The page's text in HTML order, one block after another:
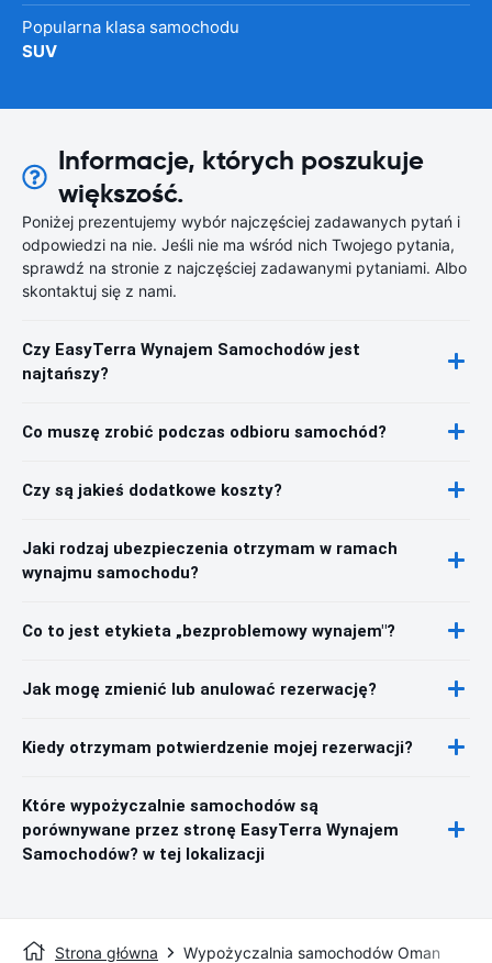
Popularna klasa samochodu
SUV
Informacje, których poszukuje
większość.
Poniżej prezentujemy wybór najczęściej zadawanych pytań i
odpowiedzi na nie. Jeśli nie ma wśród nich Twojego pytania,
sprawdź na stronie z najczęściej zadawanymi pytaniami. Albo
skontaktuj się z nami.
Czy EasyTerra Wynajem Samochodów jest
najtańszy?
Co muszę zrobić podczas odbioru samochód?
Czy są jakieś dodatkowe koszty?
Jaki rodzaj ubezpieczenia otrzymam w ramach
wynajmu samochodu?
Co to jest etykieta „bezproblemowy wynajem"?
Jak mogę zmienić lub anulować rezerwację?
Kiedy otrzymam potwierdzenie mojej rezerwacji?
Które wypożyczalnie samochodów są
porównywane przez stronę EasyTerra Wynajem
Samochodów? w tej lokalizacji
Strona główna Wypożyczalnia samochodów Oman